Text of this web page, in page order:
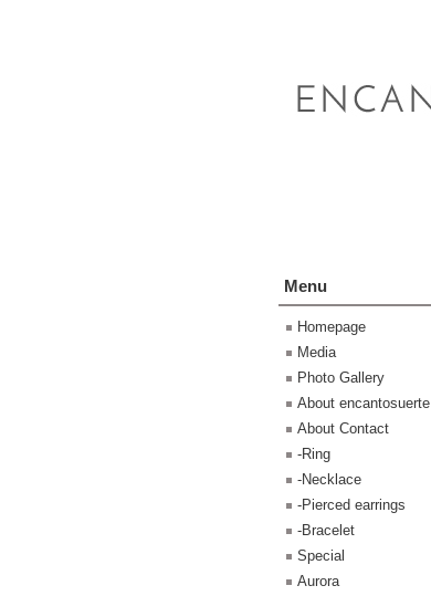
Menu
Homepage
Media
Photo Gallery
About encantosuerte
About Contact
-Ring
-Necklace
-Pierced earrings
-Bracelet
Special
Aurora